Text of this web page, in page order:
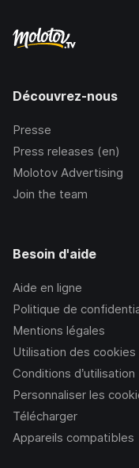
Découvrez-nous
Presse
Press releases (en)
Molotov Advertising
Join the team
Besoin d'aide
Aide en ligne
Politique de
Mentions légales
Utilisation des cookies
Conditions d’utilisation
Personnaliser les
Télécharger
Appareils compatibles